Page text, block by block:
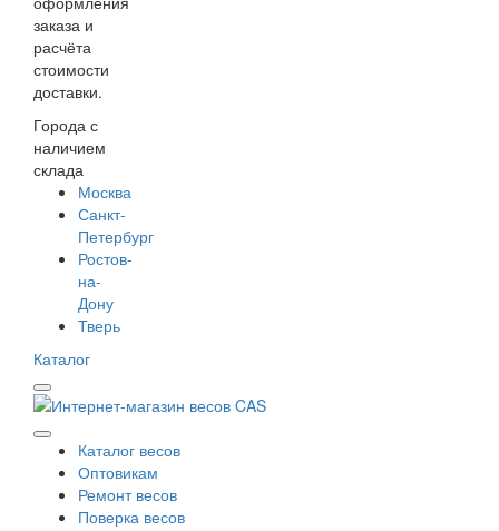
заказа и
расчёта
стоимости
доставки.
Города с
наличием
склада
Москва
Санкт-
Петербург
Ростов-
на-
Дону
Тверь
Каталог
Каталог весов
Оптовикам
Ремонт весов
Поверка весов